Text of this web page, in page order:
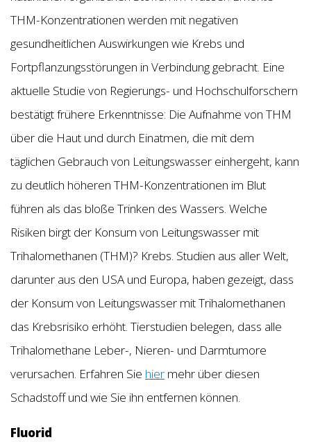
THM-Konzentrationen werden mit negativen
gesundheitlichen Auswirkungen wie Krebs und
Fortpflanzungsstörungen in Verbindung gebracht. Eine
aktuelle Studie von Regierungs- und Hochschulforschern
bestätigt frühere Erkenntnisse: Die Aufnahme von THM
über die Haut und durch Einatmen, die mit dem
täglichen Gebrauch von Leitungswasser einhergeht, kann
zu deutlich höheren THM-Konzentrationen im Blut
führen als das bloße Trinken des Wassers. Welche
Risiken birgt der Konsum von Leitungswasser mit
Trihalomethanen (THM)? Krebs. Studien aus aller Welt,
darunter aus den USA und Europa, haben gezeigt, dass
der Konsum von Leitungswasser mit Trihalomethanen
das Krebsrisiko erhöht. Tierstudien belegen, dass alle
Trihalomethane Leber-, Nieren- und Darmtumore
verursachen. Erfahren Sie hier mehr über diesen
Schadstoff und wie Sie ihn entfernen können.
Fluorid